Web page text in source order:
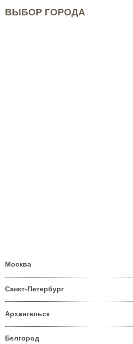
ВЫБОР ГОРОДА
Москва
Санкт-Петербург
Архангельск
Белгород